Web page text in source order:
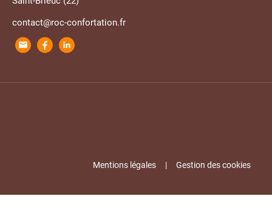
contact@roc-confortation.fr
Mentions légales Gestion des cookies